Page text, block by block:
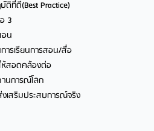
ติที่ดี(Best Practice)
3
อน
ารเรียนการสอน/สื่อ
ห้สอดคล้องต่อ
นการณ์โลก
งเสริมประสบการณ์จริง